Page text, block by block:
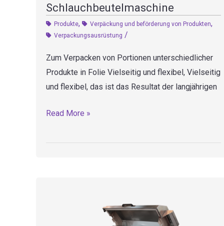
Schlauchbeutelmaschine
Produkte, Verpäckung und beförderung von Produkten,
Verpackungsausrüstung /
Zum Verpacken von Portionen unterschiedlicher
Produkte in Folie Vielseitig und flexibel, Vielseitig
und flexibel, das ist das Resultat der langjährigen
ES101
Horizontale
Read More »